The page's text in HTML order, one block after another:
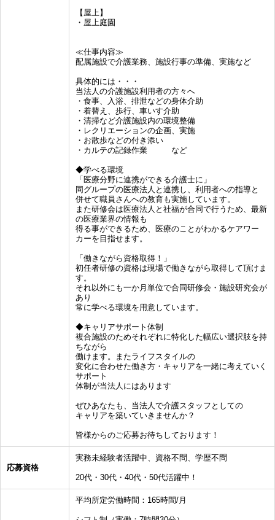
【屋上】
・屋上庭園
≪仕事内容≫
配属施設で介護業務、施設行事の準備、実施など
具体的には・・・
当法人の介護施設利用者の方々へ
・食事、入浴、排泄などの身体介助
・着替え、歩行、車いす介助
・清掃など介護施設内の環境整備
・レクリエーションの企画、実施
・お散歩などの付き添い
・カルテの記録作業 など
◆学べる環境
「医療分野に連携ができる介護士に」
同グループの医療法人と連携し、利用者への指導と
併せて職員さんへの教育も実施しています。
また研修会は医療法人と社福が合同で行うため、最新
の医療業界の情報も
得る事ができるため、医療のことがわかるケアワー
カーを目指せます。
「働きながら資格取得！」
初任者研修の資格は現場で働きながら取得して頂けま
す。
それ以外にも一か月単位で合同研修会・施設研究会が
あり
常に学べる環境を用意しています。
◆キャリアサポート体制
複合施設のためそれぞれに特化した幅広い選択肢を持
ちながら
働けます。またライフスタイルの
変化に合わせた働き方・キャリアを一緒に考えていく
サポート
体制が当法人にはあります
ぜひあなたも、当法人で介護スタッフとしての
キャリアを築いていきませんか？
皆様からのご応募お待ちしております！
応募資格
実務未経験者活躍中、資格不問、学歴不問
20代・30代・40代・50代活躍中！
平均所定労働時間：165時間/月